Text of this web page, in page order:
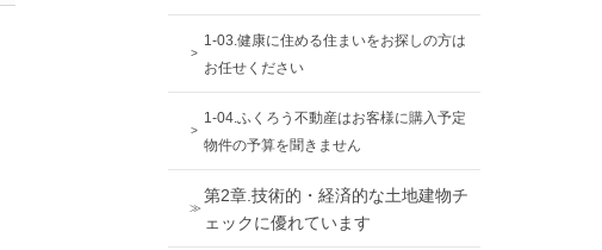
1-03.健康に住める住まいをお探しの方は
お任せください
1-04.ふくろう不動産はお客様に購入予定
物件の予算を聞きません
第2章.技術的・経済的な土地建物チ
ェックに優れています